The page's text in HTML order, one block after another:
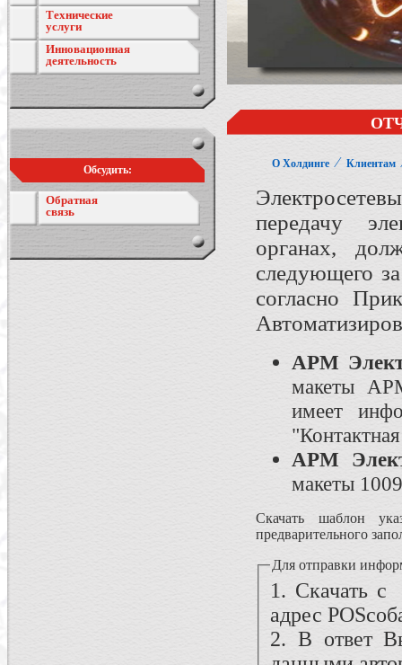
Технические
услуги
Инновационная
деятельность
Обсудить:
Обратная
связь
О Холдинге ⁄ Клиентам
передачу
органах,
следующего
согласно
АРМ
макеты
имеет
АРМ
макеты
Скачать шаблон
предварительного
Для отправки
1. Скачать
адрес
2. В ответ